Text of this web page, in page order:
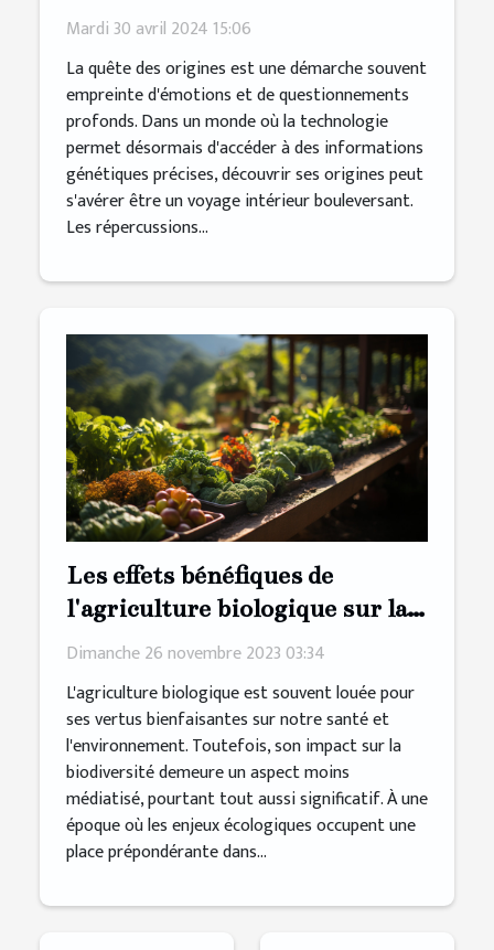
génétiques
Mardi 30 avril 2024 15:06
La quête des origines est une démarche souvent
empreinte d'émotions et de questionnements
profonds. Dans un monde où la technologie
permet désormais d'accéder à des informations
génétiques précises, découvrir ses origines peut
s'avérer être un voyage intérieur bouleversant.
Les répercussions...
Les effets bénéfiques de
l'agriculture biologique sur la
préservation de la biodiversité
Dimanche 26 novembre 2023 03:34
L'agriculture biologique est souvent louée pour
ses vertus bienfaisantes sur notre santé et
l'environnement. Toutefois, son impact sur la
biodiversité demeure un aspect moins
médiatisé, pourtant tout aussi significatif. À une
époque où les enjeux écologiques occupent une
place prépondérante dans...